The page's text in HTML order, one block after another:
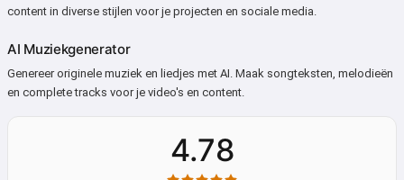
content in diverse stijlen voor je projecten en sociale media.
AI Muziekgenerator
Genereer originele muziek en liedjes met AI. Maak songteksten, melodieën
en complete tracks voor je video's en content.
4.78